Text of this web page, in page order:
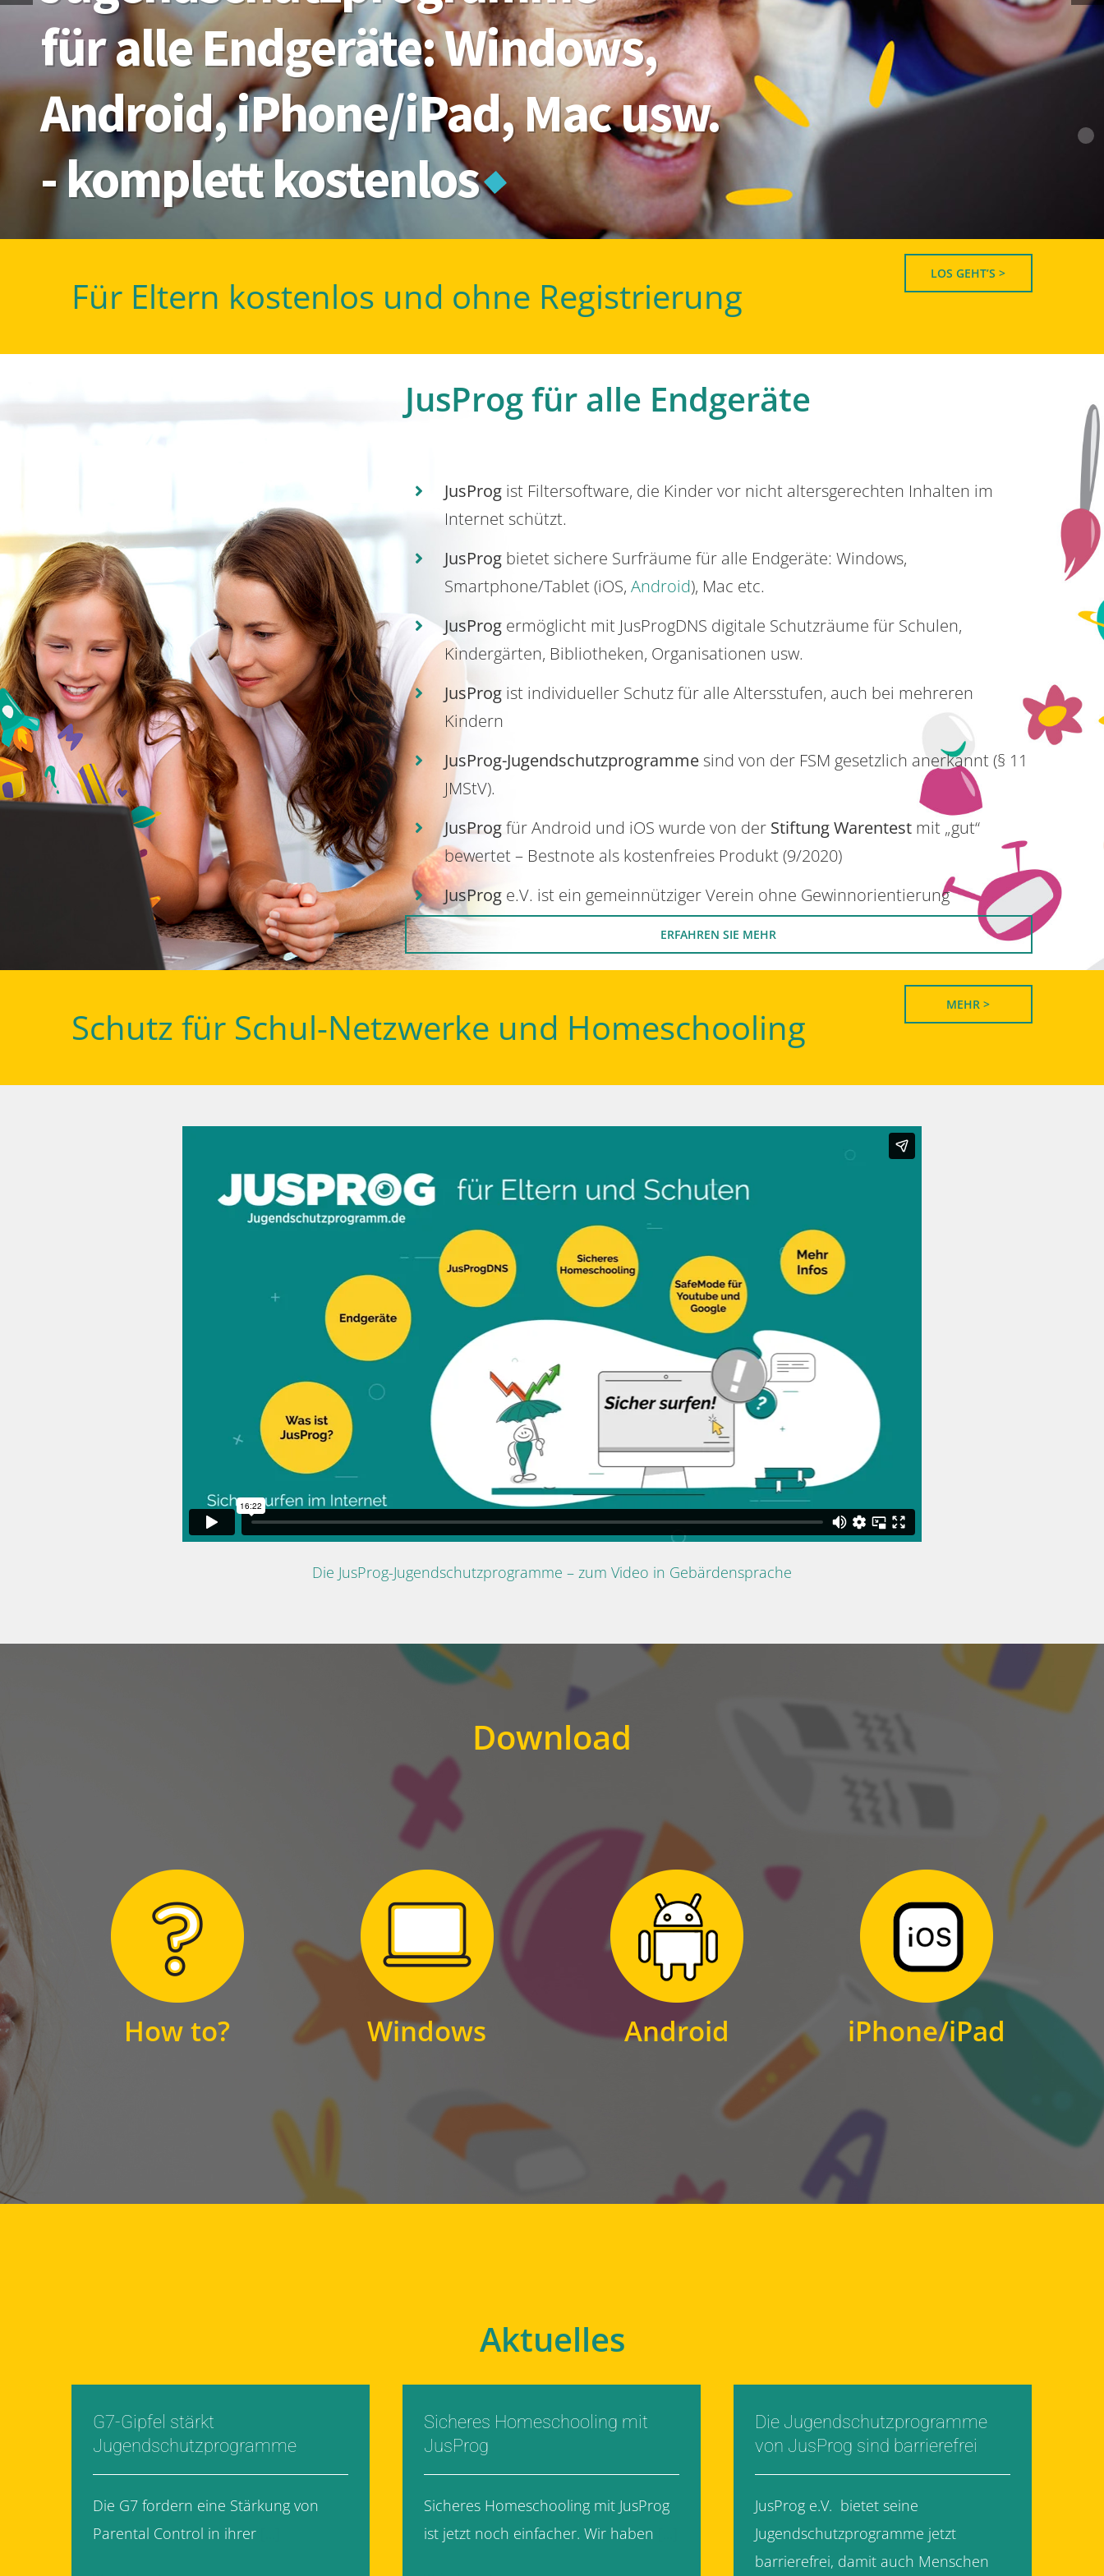
- komplett kostenlos
Android, iPhone/iPad, Mac usw.
für alle Endgeräte: Windows,
Für Eltern kostenlos und ohne Registrierung
LOS GEHT’S >
JusProg für alle Endgeräte
JusProgist Filtersoftware, die Kinder vor nicht altersgerechten Inhalten im
Internet schützt.
JusProgbietet sichere Surfräume für alle Endgeräte: Windows,
Smartphone/Tablet (iOS, Android), Mac etc.
JusProg ermöglicht mit JusProgDNS digitale Schutzräume für Schulen,
Kindergärten, Bibliotheken, Organisationen usw.
JusProgist individueller Schutz für alle Altersstufen, auch bei mehreren
Kindern
JusProg-Jugendschutzprogrammesind von der FSM gesetzlich anerkannt (§ 11
JMStV).
JusProgfür Android und iOS wurde von der Stiftung Warentestmit „gut“
bewertet – Bestnote als kostenfreies Produkt (9/2020)
JusProge.V. ist ein gemeinnütziger Verein ohne Gewinnorientierung
ERFAHREN SIE MEHR
Schutz für Schul-Netzwerke und Homeschooling
MEHR >
Die JusProg-Jugendschutzprogramme – zum Video in Gebärdensprache
Download
How to?
Hier finden Sie
Windows
Zum Download
für Windows
Android
Zum Download
für Android
iPhone/iPad
Zum Download
für iPhone und iPad
Aktuelles
G7-Gipfel stärkt
Jugendschutzprogramme
Die G7 fordern eine Stärkung von
Parental Control in ihrer
Sicheres Homeschooling mit
JusProg
Sicheres Homeschooling mit JusProg
ist jetzt noch einfacher. Wir haben
Die Jugendschutzprogramme
von JusProg sind barrierefrei
JusProg e.V. bietet seine
Jugendschutzprogramme jetzt
barrierefrei, damit auch Menschen